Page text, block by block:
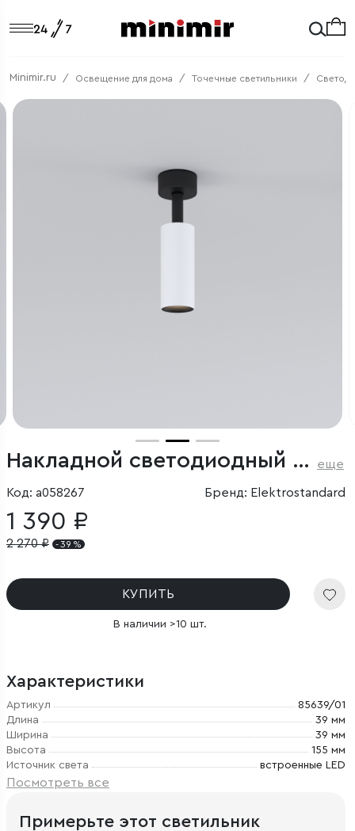
Minimir.ru Освещение для дома Точечные светильники
Накладной светодиодный светильник Diffe белый/черный еще
Код: a058267 Бренд: Elektrostandard
1 390 ₽
2 270₽ - 39 %
КУПИТЬ
В наличии >10 шт.
Характеристики
Артикул
85639/01
Длина
39 мм
Ширина
39 мм
Высота
155 мм
Источник света
встроенные LED
Посмотреть все
Примерьте этот светильник